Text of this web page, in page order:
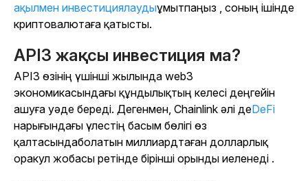
ақылмен инвестициялаудыұмытпаңыз , соның ішінде
криптовалютаға қатысты.
API3 жақсы инвестиция ма?
API3 өзінің үшінші жылында web3
экономикасындағы құндылықтың келесі деңгейін
ашуға уәде береді. Дегенмен, Chainlink әлі деDeFi
нарығындағы үлестің басым бөлігі өз
қалтасындаболатын миллиардтаған долларлық
оракул жобасы ретінде бірінші орынды иеленеді .